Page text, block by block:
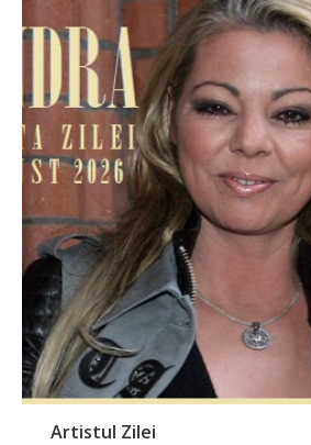
Artistul Zilei